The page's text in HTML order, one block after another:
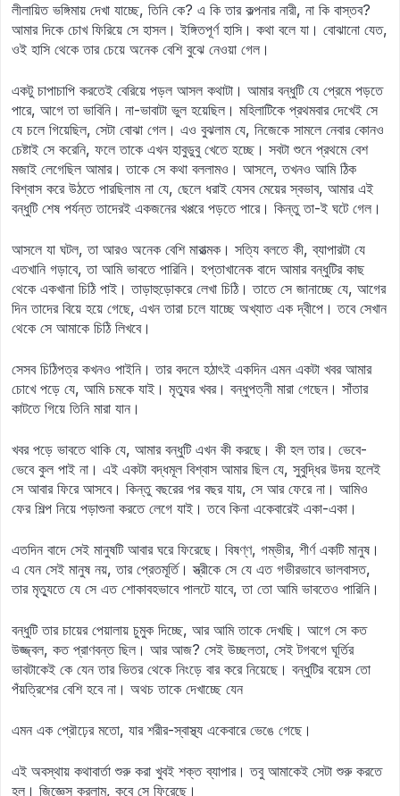
লীলায়িত ভঙ্গিমায় দেখা যাচ্ছে, তিনি কে? এ কি তার কল্পনার নারী, না কি বাস্তব?
আমার দিকে চোখ ফিরিয়ে সে হাসল। ইঙ্গিতপূর্ণ হাসি। কথা বলে যা। বোঝানো যেত,
ওই হাসি থেকে তার চেয়ে অনেক বেশি বুঝে নেওয়া গেল।
একটু চাপাচাপি করতেই বেরিয়ে পড়ল আসল কথাটা। আমার বন্ধুটি যে প্রেমে পড়তে
পারে, আগে তা ভাবিনি। না-ভাবাটা ভুল হয়েছিল। মহিলাটিকে প্রথমবার দেখেই সে
যে চলে গিয়েছিল, সেটা বোঝা গেল। এও বুঝলাম যে, নিজেকে সামলে নেবার কোনও
চেষ্টাই সে করেনি, ফলে তাকে এখন হাবুডুবু খেতে হচ্ছে। সবটা শুনে প্রথমে বেশ
মজাই লেগেছিল আমার। তাকে সে কথা বললামও। আসলে, তখনও আমি ঠিক
বিশ্বাস করে উঠতে পারছিলাম না যে, ছেলে ধরাই যেসব মেয়ের স্বভাব, আমার এই
বন্ধুটি শেষ পর্যন্ত তাদেরই একজনের খপ্পরে পড়তে পারে। কিন্তু তা-ই ঘটে গেল।
আসলে যা ঘটল, তা আরও অনেক বেশি মারাত্মক। সত্যি বলতে কী, ব্যাপারটা যে
এতখানি গড়াবে, তা আমি ভাবতে পারিনি। হপ্তাখানেক বাদে আমার বন্ধুটির কাছ
থেকে একখানা চিঠি পাই। তাড়াহুড়োকরে লেখা চিঠি। তাতে সে জানাচ্ছে যে, আগের
দিন তাদের বিয়ে হয়ে গেছে, এখন তারা চলে যাচ্ছে অখ্যাত এক দ্বীপে। তবে সেখান
থেকে সে আমাকে চিঠি লিখবে।
সেসব চিঠিপত্র কখনও পাইনি। তার বদলে হঠাৎই একদিন এমন একটা খবর আমার
চোখে পড়ে যে, আমি চমকে যাই। মৃত্যুর খবর। বন্ধুপত্নী মারা গেছেন। সাঁতার
কাটতে গিয়ে তিনি মারা যান।
খবর পড়ে ভাবতে থাকি যে, আমার বন্ধুটি এখন কী করছে। কী হল তার। ভেবে-
ভেবে কুল পাই না। এই একটা বদ্ধমূল বিশ্বাস আমার ছিল যে, সুবুদ্ধির উদয় হলেই
সে আবার ফিরে আসবে। কিন্তু বছরের পর বছর যায়, সে আর ফেরে না। আমিও
ফের শিল্প নিয়ে পড়াশুনা করতে লেগে যাই। তবে কিনা একেবারেই একা-একা।
এতদিন বাদে সেই মানুষটি আবার ঘরে ফিরেছে। বিষণ্ণ, গম্ভীর, শীর্ণ একটি মানুষ।
এ যেন সেই মানুষ নয়, তার প্রেতমূর্তি। স্ত্রীকে সে যে এত গভীরভাবে ভালবাসত,
তার মৃত্যুতে যে সে এত শোকাবহভাবে পালটে যাবে, তা তো আমি ভাবতেও পারিনি।
বন্ধুটি তার চায়ের পেয়ালায় চুমুক দিচ্ছে, আর আমি তাকে দেখছি। আগে সে কত
উজ্জ্বল, কত প্রাণবন্ত ছিল। আর আজ? সেই উচ্ছলতা, সেই টগবগে ঘূর্তির
ভাবটাকেই কে যেন তার ভিতর থেকে নিংড়ে বার করে নিয়েছে। বন্ধুটির বয়েস তো
পঁয়ত্রিশের বেশি হবে না। অথচ তাকে দেখাচ্ছে যেন
এমন এক প্রৌঢ়ের মতো, যার শরীর-স্বাস্থ্য একেবারে ভেঙে গেছে।
এই অবস্থায় কথাবার্তা শুরু করা খুবই শক্ত ব্যাপার। তবু আমাকেই সেটা শুরু করতে
হল। জিজ্ঞেস করলাম, কবে সে ফিরেছে।